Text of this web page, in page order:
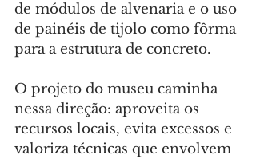
de módulos de alvenaria e o uso
de painéis de tijolo como fôrma
para a estrutura de concreto.
O projeto do museu caminha
nessa direção: aproveita os
recursos locais, evita excessos e
valoriza técnicas que envolvem